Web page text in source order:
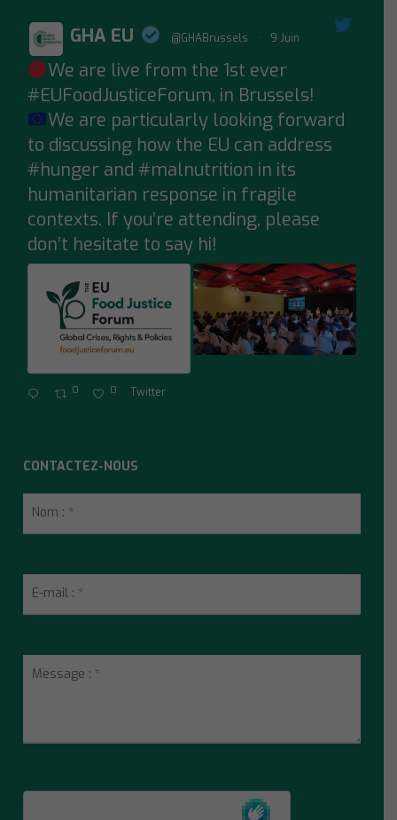
;
GHA EU @GHABrussels · 9 Juin
We are live from the 1st ever
#EUFoodJusticeForum, in Brussels!
We are particularly looking forward
to discussing how the EU can address
#hungerand #malnutrition in its
humanitarian response in fragile
contexts. If you’re attending, please
don’t hesitate to say hi!
0 0 Twitter
CONTACTEZ-NOUS